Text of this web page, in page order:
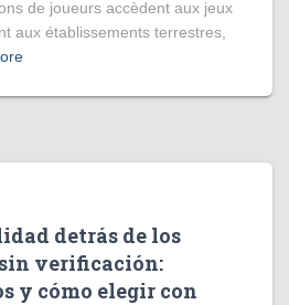
de joueurs accèdent aux jeux
aux établissements terrestres,
detrás de los
verificación:
y cómo elegir con